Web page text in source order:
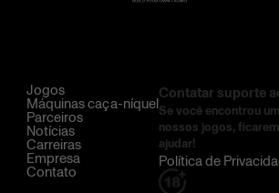
Jogos
Máquinas caça-níquel
Parceiros
Notícias
Carreiras
Empresa
Contato
Contatar suporte
Se você encontrou
nossos jogos,
ajudar!
Política de